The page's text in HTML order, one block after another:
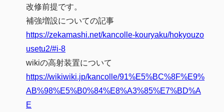
改修前提です。
補強増設についての記事
https://zekamashi.net/kancolle-kouryaku/hokyouzo
usetu2/#i-8
wikiの高射装置について
https://wikiwiki.jp/kancolle/91%E5%BC%8F%E9%
AB%98%E5%B0%84%E8%A3%85%E7%BD%A
E